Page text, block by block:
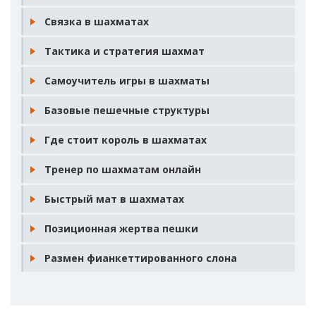
Связка в шахматах
Тактика и стратегия шахмат
Самоучитель игры в шахматы
Базовые пешечные структуры
Где стоит король в шахматах
Тренер по шахматам онлайн
Быстрый мат в шахматах
Позиционная жертва пешки
Размен фианкеттированного слона